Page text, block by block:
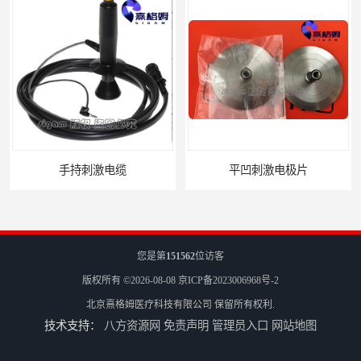
平凹刺激电极片 病人刺激电缆
您是第151562位访客
版权所有 ©2026-08-08 京ICP备2023006968号-2
北京熹格姆医疗科技有限公司 保留所有权利.
技术支持： 八方资源网 免责声明 管理员入口 网站地图